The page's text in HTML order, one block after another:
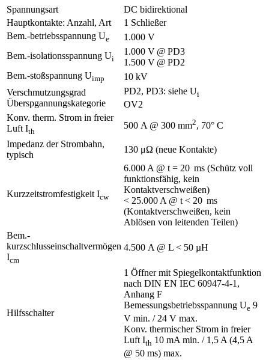
Spannungsart
DC bidirektional
Hauptkontakte: Anzahl, Art
1 Schließer
Bem.-betriebsspannung Ue
1.000 V
Bem.-isolationsspannung Ui
1.000 V @ PD3
1.500 V @ PD2
Bem.-stoßspannung Uimp
10 kV
Verschmutzungsgrad
Überspgannungskategorie
PD2, PD3: siehe Ui
OV2
Konv. therm. Strom in freier
Luft Ith
500 A @ 300 mm2, 70° C
Impedanz der Strombahn,
typisch
130 μΩ (neue Kontakte)
Kurzzeitstromfestigkeit Icw
6.000 A @ t = 20 ms (Schütz voll
funktionsfähig, kein
Kontaktverschweißen)
< 25.000 A @ t < 20 ms
(Kontaktverschweißen, kein
Ablösen von leitenden Teilen)
Bem.-
kurzschlusseinschaltvermögen
Icm
4.500 A @ L < 50 µH
Hilfsschalter
1 Öffner mit Spiegelkontaktfunktion
nach DIN EN IEC 60947-4-1,
Anhang F
Bemessungsbetriebsspannung Ue 9
V min. / 24 V max.
Konv. thermischer Strom in freier
Luft Ith 10 mA min. / 1,5 A (4,5 A
@ 50 ms) max.